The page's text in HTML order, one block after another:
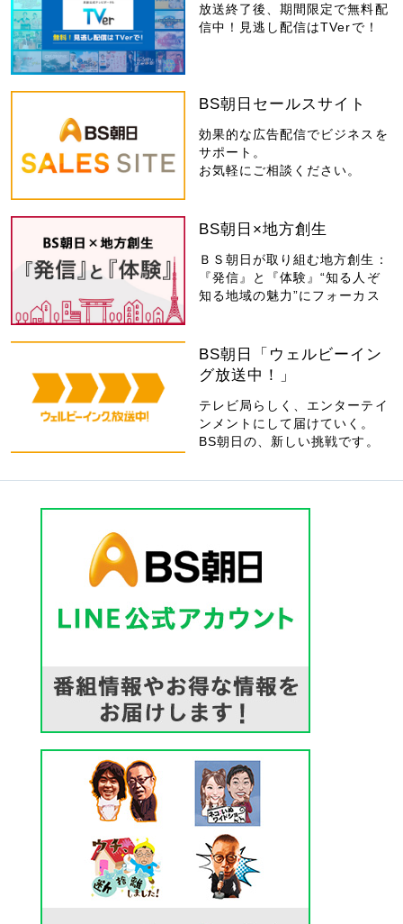
放送終了後、期間限定で無料配
信中！見逃し配信はTVerで！
BS朝日セールスサイト
効果的な広告配信でビジネスを
サポート。
お気軽にご相談ください。
BS朝日×地方創生
ＢＳ朝日が取り組む地方創生：
『発信』と『体験』“知る人ぞ
知る地域の魅力”にフォーカス
BS朝日「ウェルビーイン
グ放送中！」
テレビ局らしく、エンターテイ
ンメントにして届けていく。
BS朝日の、新しい挑戦です。